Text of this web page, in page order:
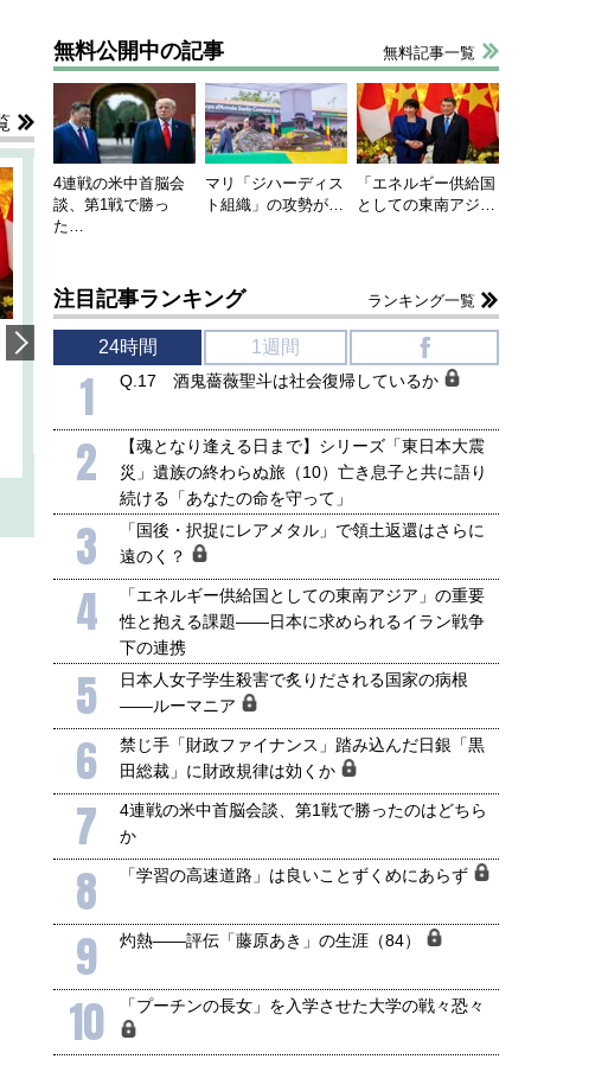
韓国にも理解してほしい「極東
1905年体制」における日米韓安
全保障協力の意味
2026年5月15日
ホルムズ海峡危機で加速したエ
ネルギー転換が「中国依存」に
行き着くリスク
2026年5月14日
無料公開中の記事 無料記事一覧
4連戦の米中首脳会
談、第1戦で勝っ
た…
マリ「ジハーディス
ト組織」の攻勢が…
「エネルギー供給国
としての東南アジ…
注目記事ランキング ランキング一覧
24時間 1週間
1 Q.17 酒鬼薔薇聖斗は社会復帰しているか
2
【魂となり逢える日まで】シリーズ「東日本大震
災」遺族の終わらぬ旅（10）亡き息子と共に語り
続ける「あなたの命を守って」
3
「国後・択捉にレアメタル」で領土返還はさらに
遠のく？
4
「エネルギー供給国としての東南アジア」の重要
性と抱える課題――日本に求められるイラン戦争
下の連携
5
日本人女子学生殺害で炙りだされる国家の病根
――ルーマニア
6
禁じ手「財政ファイナンス」踏み込んだ日銀「黒
田総裁」に財政規律は効くか
7
4連戦の米中首脳会談、第1戦で勝ったのはどちら
か
8 「学習の高速道路」は良いことずくめにあらず
9 灼熱――評伝「藤原あき」の生涯（84）
10 「プーチンの長女」を入学させた大学の戦々恐々